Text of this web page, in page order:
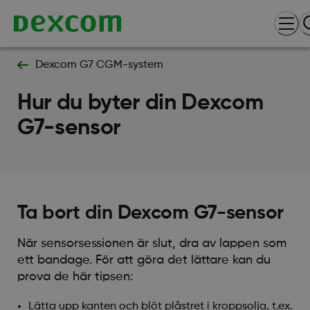
Dexcom G7 CGM-system
Hur du byter din Dexcom
G7-sensor
Ta bort din Dexcom G7-sensor
När sensorsessionen är slut, dra av lappen som
ett bandage. För att göra det lättare kan du
prova de här tipsen:
Lätta upp kanten och blöt plåstret i kroppsolja, t.ex.